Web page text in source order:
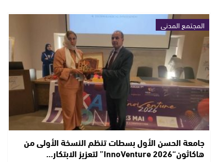
المجتمع المدني
جامعة الحسن الأول بسطات تنظم النسخة الأولى من
هاكاثون“InnoVenture 2026” لتعزيز الابتكار…